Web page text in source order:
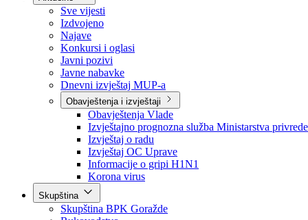
Aktuelno
Sve vijesti
Izdvojeno
Najave
Konkursi i oglasi
Javni pozivi
Javne nabavke
Dnevni izvještaj MUP-a
Obavještenja i izvještaji
Obavještenja Vlade
Izvještajno prognozna služba Ministarstva privrede
Izvještaj o radu
Izvještaj OC Uprave
Informacije o gripi H1N1
Korona virus